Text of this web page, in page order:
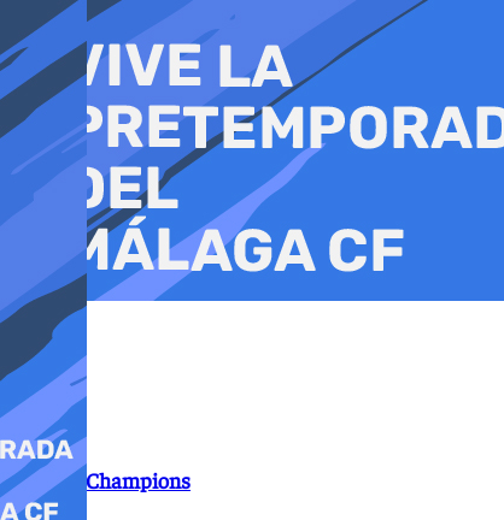
al
contenido
Final de Champions